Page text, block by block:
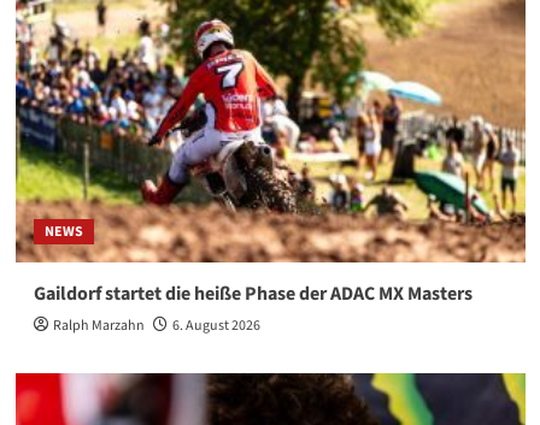
NEWS
Gaildorf startet die heiße Phase der ADAC MX Masters
Ralph Marzahn 6. August 2026